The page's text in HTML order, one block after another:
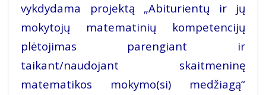
vykdydama projektą „Abiturientų ir jų
mokytojų matematinių kompetencijų
plėtojimas parengiant ir
taikant/naudojant skaitmeninę
matematikos mokymo(si) medžiagą“